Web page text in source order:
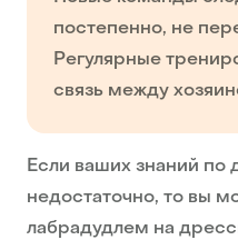
постепенно, не
Регулярные
связь между
Если ваших знаний по
недостаточно, то вы
лабрадудлем на